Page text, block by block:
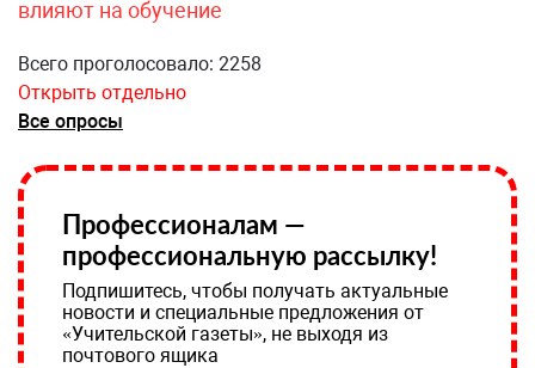
влияют на обучение
Всего проголосовало: 2258
Открыть отдельно
Все опросы
Профессионалам —
профессиональную рассылку!
Подпишитесь, чтобы получать актуальные
новости и специальные предложения от
«Учительской газеты», не выходя из
почтового ящика